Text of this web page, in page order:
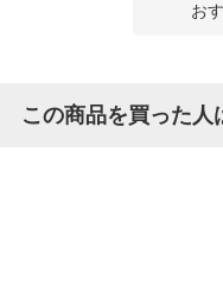
お
この商品を買った